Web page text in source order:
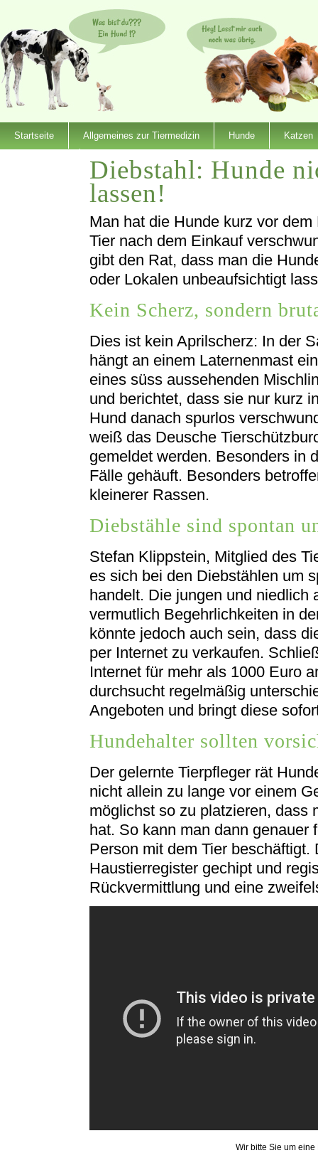
Startseite Allgemeines zur Tiermedizin Hunde Katzen
Diebstahl: Hunde
lassen!
Man hat die Hunde kurz vor
Tier nach dem Einkauf
gibt den Rat, dass man die
oder Lokalen unbeaufsichtigt
Kein Scherz, sondern
Dies ist kein Aprilscherz: In der
hängt an einem Laternenmast
eines süss aussehenden
und berichtet, dass sie nur kurz
Hund danach spurlos
weiß das Deusche
gemeldet werden. Besonders in
Fälle gehäuft. Besonders
kleinerer Rassen.
Diebstähle sind spontan
Stefan Klippstein, Mitglied des
es sich bei den Diebstählen um
handelt. Die jungen und niedlich
vermutlich Begehrlichkeiten in
könnte jedoch auch sein, dass
per Internet zu verkaufen.
Internet für mehr als 1000 Euro
durchsucht regelmäßig
Angeboten und bringt diese
Hundehalter sollten
Der gelernte Tierpfleger rät
nicht allein zu lange vor einem
möglichst so zu platzieren, dass
hat. So kann man dann
Person mit dem Tier
Haustierregister gechipt und
Rückvermittlung und eine
Wir bitte Sie um